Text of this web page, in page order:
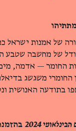
של אמנות ישראל
של מחשבה שטבע
החומר — אדמה,
משגשג
בתודעה האנושית
2024